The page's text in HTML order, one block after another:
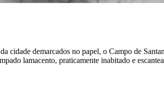
cidade demarcados no papel, o Campo de
lamacento, praticamente inabitado e